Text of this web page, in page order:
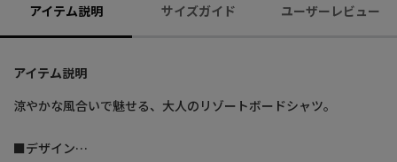
アイテム説明 サイズガイド ユーザーレビュー
アイテム説明
涼やかな風合いで魅せる、大人のリゾートボードシャツ。
■デザイン